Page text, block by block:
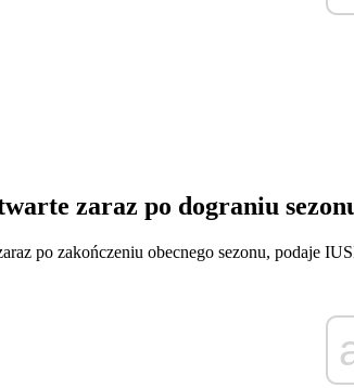
zaraz po dograniu
po zakończeniu obecnego sezonu, podaje